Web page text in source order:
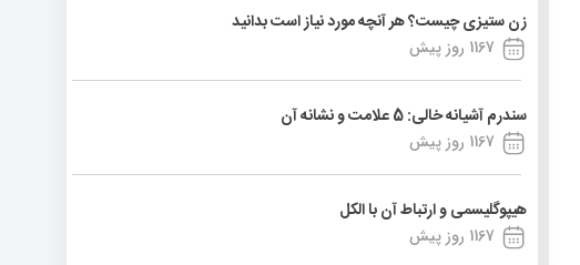
زن ستیزی چیست؟ هر آنچه مورد نیاز است بدانید
1167 روز پیش
سندرم آشیانه خالی: 5 علامت و نشانه آن
1167 روز پیش
هیپوگلیسمی و ارتباط آن با الکل
1167 روز پیش